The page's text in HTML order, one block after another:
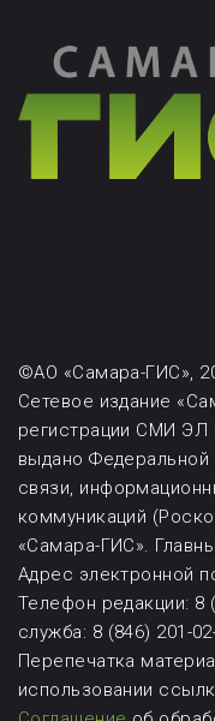
©АО «Самара-ГИС»,
Сетевое издание
регистрации СМИ ЭЛ
выдано
связи,
коммуникаций
«Самара-ГИС».
Адрес электронной
Телефон редакции: 8
служба: 8 (846) 201-
Перепечатка
использовании